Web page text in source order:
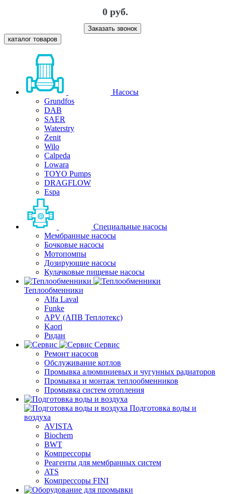
0 руб.
Заказать звонок
каталог товаров
Насосы
Grundfos
DAB
SAER
Waterstry
Zenit
Wilo
Calpeda
Lowara
TOYO Pumps
DRAGFLOW
Espa
Специальные насосы
Мембранные насосы
Бочковые насосы
Мотопомпы
Дозирующие насосы
Кулачковые пищевые насосы
Теплообменники
Alfa Laval
Funke
APV (АПВ Теплотекс)
Kaori
Ридан
Сервис
Ремонт насосов
Обслуживание котлов
Промывка алюминиевых и чугунных радиаторов
Промывка и монтаж теплообменников
Промывка систем отопления
Подготовка воды и
воздуха
AVISTA
Biochem
BWT
Компрессоры
Реагенты для мембранных систем
ATS
Компрессоры FINI